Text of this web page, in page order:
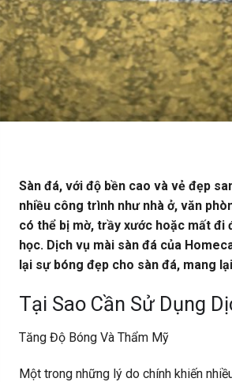
Sàn đá, với độ bền cao và vẻ đẹp
nhiều công trình như nhà ở, văn
có thể bị mờ, trầy xước hoặc mất
học. Dịch vụ mài sàn đá của
lại sự bóng đẹp cho sàn đá, mang
Tại Sao Cần Sử Dụng
Tăng Độ Bóng Và Thẩm Mỹ
Một trong những lý do chính khiến